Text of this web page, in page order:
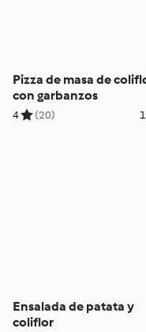
Pizza de masa de
con garbanzos
4 (20)
Ensalada de patata y
coliflor